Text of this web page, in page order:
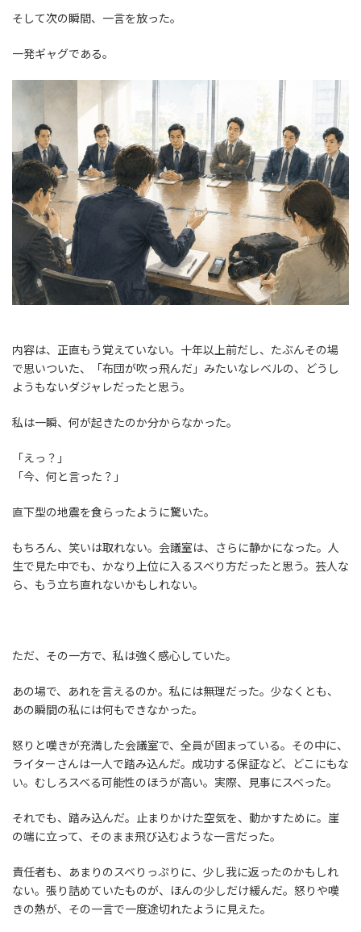
そして次の瞬間、一言を放った。
一発ギャグである。
内容は、正直もう覚えていない。十年以上前だし、たぶんその場
で思いついた、「布団が吹っ飛んだ」みたいなレベルの、どうし
ようもないダジャレだったと思う。
私は一瞬、何が起きたのか分からなかった。
「えっ？」
「今、何と言った？」
直下型の地震を食らったように驚いた。
もちろん、笑いは取れない。会議室は、さらに静かになった。人
生で見た中でも、かなり上位に入るスベり方だったと思う。芸人な
ら、もう立ち直れないかもしれない。
ただ、その一方で、私は強く感心していた。
あの場で、あれを言えるのか。私には無理だった。少なくとも、
あの瞬間の私には何もできなかった。
怒りと嘆きが充満した会議室で、全員が固まっている。その中に、
ライターさんは一人で踏み込んだ。成功する保証など、どこにもな
い。むしろスベる可能性のほうが高い。実際、見事にスベった。
それでも、踏み込んだ。止まりかけた空気を、動かすために。崖
の端に立って、そのまま飛び込むような一言だった。
責任者も、あまりのスベりっぷりに、少し我に返ったのかもしれ
ない。張り詰めていたものが、ほんの少しだけ緩んだ。怒りや嘆
きの熱が、その一言で一度途切れたように見えた。